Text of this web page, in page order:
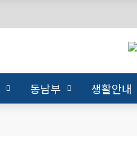
동남부 생활안내